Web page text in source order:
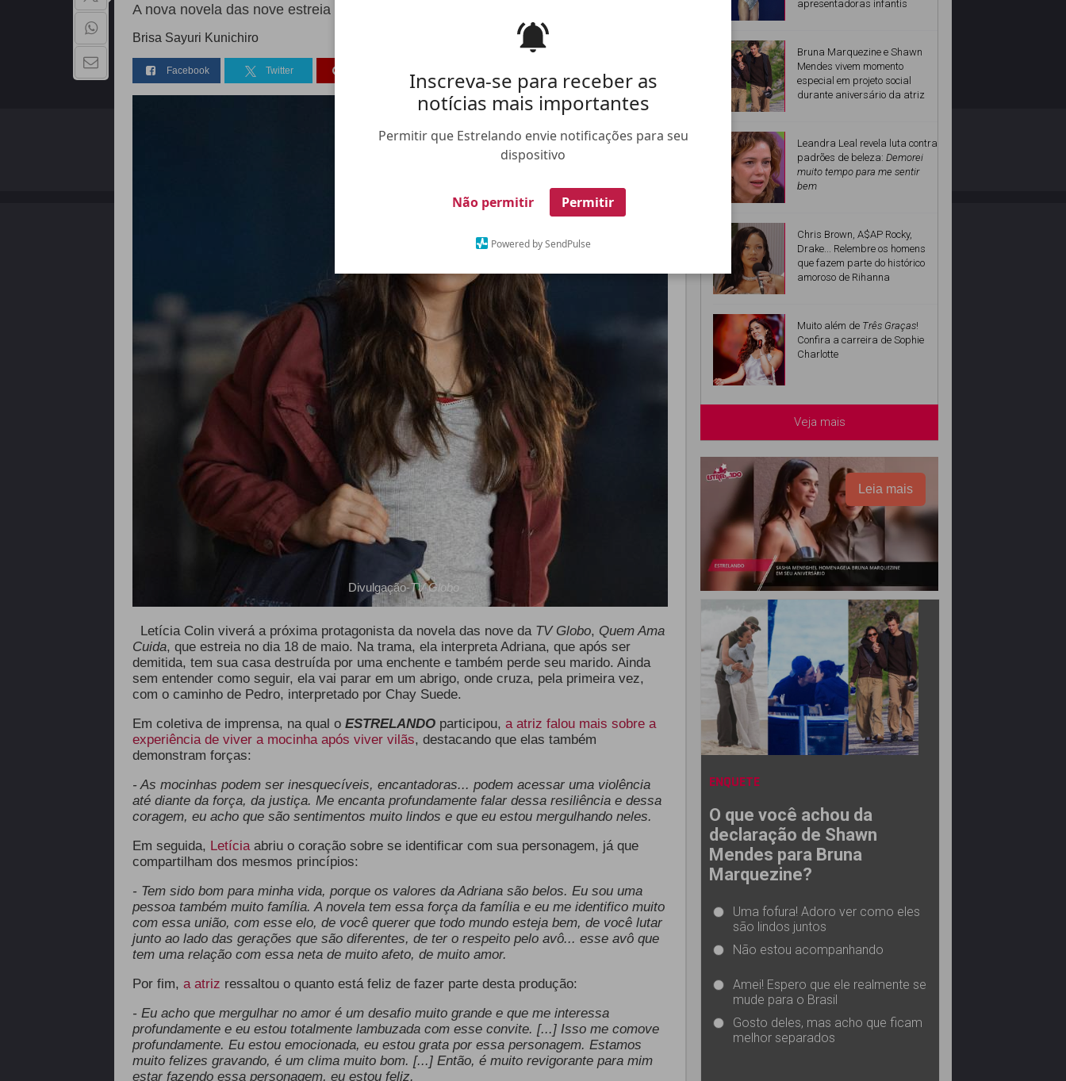
Inscreva-se para receber as
notícias mais importantes
Permitir que Estrelando envie notificações para seu
dispositivo
Não permitir Permitir
Powered by SendPulse
A nova novela das nove estreia no dia 18 de maio na
Brisa Sayuri Kunichiro
Facebook Twitter
Divulgação-TV Globo
Letícia Colin viverá a próxima protagonista da novela das nove daTV Globo, Quem Ama
Cuida, que estreia no dia 18 de maio. Na trama, ela interpreta Adriana, que após ser
demitida, tem sua casa destruída por uma enchente e também perde seu marido. Ainda
sem entender como seguir, ela vai parar em um abrigo, onde cruza, pela primeira vez,
com o caminho de Pedro, interpretado por Chay Suede.
Em coletiva de imprensa, na qual o ESTRELANDOparticipou, a atriz falou mais sobre a
experiência de viver a mocinha após viver vilãs, destacando que elas também
demonstram forças:
- As mocinhas podem ser inesquecíveis, encantadoras... podem acessar uma violência
até diante da força, da justiça. Me encanta profundamente falar dessa resiliência e dessa
coragem, eu acho que são sentimentos muito lindos e que eu estou mergulhando neles.
Em seguida, Letíciaabriu o coração sobre se identificar com sua personagem, já que
compartilham dos mesmos princípios:
- Tem sido bom para minha vida, porque os valores da Adriana são belos. Eu sou uma
pessoa também muito família. A novela tem essa força da família e eu me identifico muito
com essa união, com esse elo, de você querer que todo mundo esteja bem, de você lutar
junto ao lado das gerações que são diferentes, de ter o respeito pelo avô... esse avô que
tem uma relação com essa neta de muito afeto, de muito amor.
Por fim, a atriz ressaltou o quanto está feliz de fazer parte desta produção:
- Eu acho que mergulhar no amor é um desafio muito grande e que me interessa
profundamente e eu estou totalmente lambuzada com esse convite. [...] Isso me comove
profundamente. Eu estou emocionada, eu estou grata por essa personagem. Estamos
muito felizes gravando, é um clima muito bom. [...] Então, é muito revigorante para mim
estar fazendo essa personagem, eu estou feliz.
apresentadoras infantis
Bruna Marquezine e Shawn
Mendes vivem momento
especial em projeto social
durante aniversário da atriz
Leandra Leal revela luta contra
padrões de beleza: Demorei
muito tempo para me sentir
bem
Chris Brown, A$AP Rocky,
Drake... Relembre os homens
que fazem parte do histórico
amoroso de Rihanna
Muito além de Três Graças!
Confira a carreira de Sophie
Charlotte
Veja mais
Leia mais
ENQUETE
O que você achou da
declaração de Shawn
Mendes para Bruna
Marquezine?
Uma fofura! Adoro ver como eles
são lindos juntos
Não estou acompanhando
Amei! Espero que ele realmente se
mude para o Brasil
Gosto deles, mas acho que ficam
melhor separados
FALE CONOSCO ANUNCIE NO ESTRELANDO TRABALHE NO ESTRELANDO
Desenvolvido por